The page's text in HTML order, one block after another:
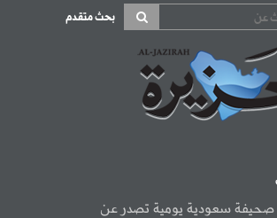
بحث متقدم
صحيفة سعودية يومية تصدر عن